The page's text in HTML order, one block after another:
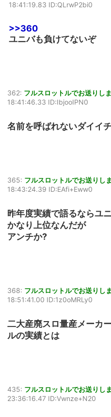
18:41:19.83 ID:QLrwP2bi0
>>360
ユニバも負けてないぞ
362: フルスロットルでお送りし
18:41:46.33 ID:IbjooIPN0
名前を呼ばれないダイイ
365: フルスロットルでお送りし
18:43:24.39 ID:EAfi+Eww0
昨年度実績で語るならユ
かなり上位なんだが
アンチか?
368: フルスロットルでお送りし
18:51:41.00 ID:1z0oMRLy0
二大産廃スロ量産メーカ
ルの実績とは
435: フルスロットルでお送りし
23:36:16.47 ID:Vwnze+N20